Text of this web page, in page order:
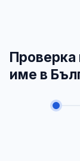
Проверка
име в